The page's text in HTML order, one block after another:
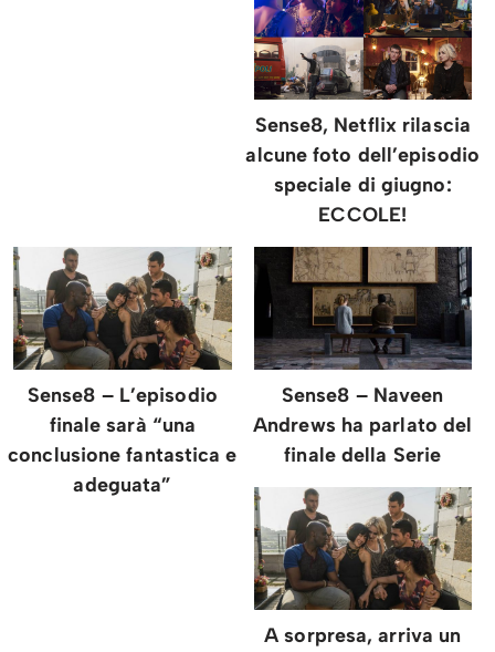
Sense8, Netflix rilascia
alcune foto dell’episodio
speciale di giugno:
ECCOLE!
Sense8 – L’episodio
finale sarà “una
conclusione fantastica e
adeguata”
Sense8 – Naveen
Andrews ha parlato del
finale della Serie
A sorpresa, arriva un